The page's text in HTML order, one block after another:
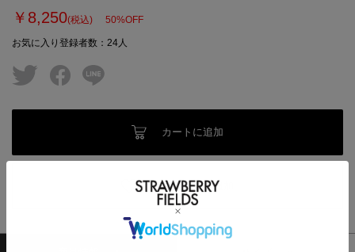
￥8,250(税込) 50%OFF
お気に入り登録者数 ： 24人
twitter facebook
カートに追加
お気に入りへ追加